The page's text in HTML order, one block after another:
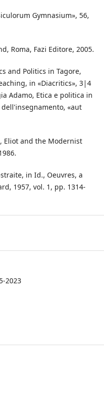
Gymnasium», 56,
Roma, Fazi Editore, 2005.
and Politics in Tagore,
in «Diacritics», 3|4
Adamo, Etica e politica in
dell'insegnamento, «aut
Eliot and the Modernist
in Id., Oeuvres, a
1957, vol. 1, pp. 1314-
2023